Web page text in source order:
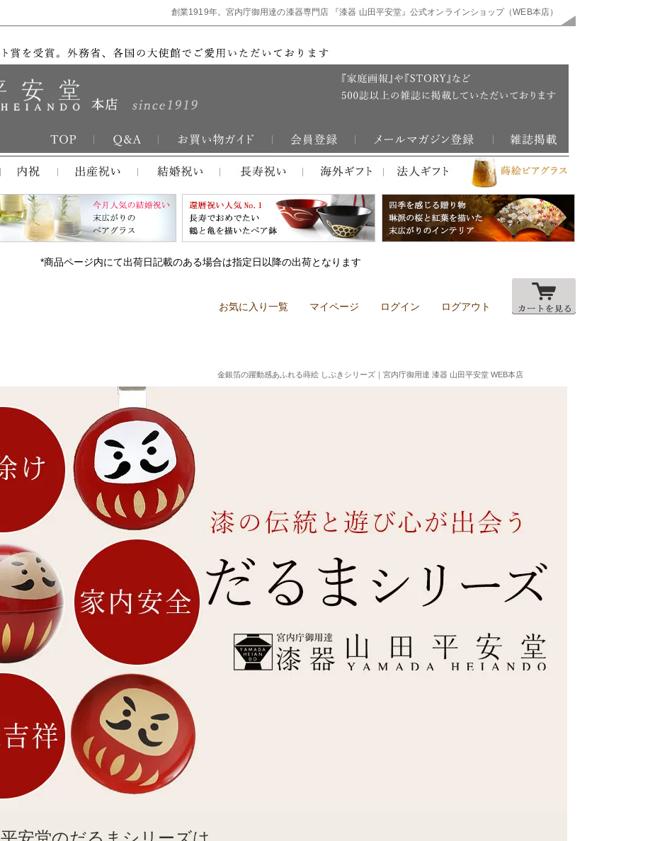
創業1919年。宮内庁御用達の漆器専門店 『漆器 山田平安堂』公式オンラインショップ（WEB本店）
*商品ページ内にて出荷日記載のある場合は指定日以降の出荷となります
お気に入り一覧 マイページ ログイン ログアウト
金銀箔の躍動感あふれる蒔絵 しぶきシリーズ｜宮内庁御用達 漆器 山田平安堂 WEB本店